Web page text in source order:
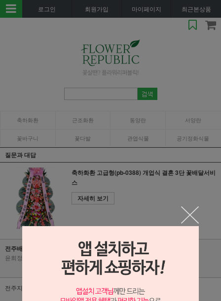
로그인 회원가입 마이페이지 최근본상품
축하화환 근조화환 동양란 서양란
꽃바구니 꽃다발 관엽식물 공기정화식물
질문과 대답
축하화환 고급형(pb-0388) 개업식 결혼 3단 꽃배달서비
스
자세히 보기
전주배송
윤희정 조회수 205
전주지역 배송은 옵션 없음 선택하면 되나요?